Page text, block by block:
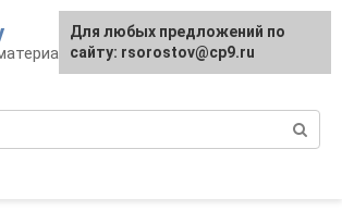
монтаж и
Для любых предложений по
сайту: rsorostov@cp9.ru